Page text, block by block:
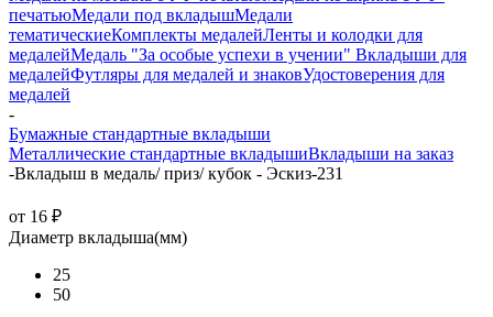
печатьюМедали под вкладышМедали
тематическиеКомплекты медалейЛенты и колодки для
медалейМедаль "За особые успехи в учении" Вкладыши для
медалейФутляры для медалей и знаковУдостоверения для
медалей
-
Бумажные стандартные вкладыши
Металлические стандартные вкладышиВкладыши на заказ
-Вкладыш в медаль/ приз/ кубок - Эскиз-231
от 16 ₽
Диаметр вкладыша(мм)
25
50